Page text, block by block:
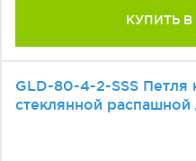
КУПИТЬ
GLD-80-4-2-SSS Петля
стеклянной распашной